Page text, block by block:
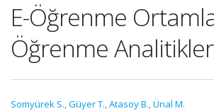
E-Öğrenme
Öğrenme
Somyürek S.,Güyer T.,Atasoy B.,Ünal M.